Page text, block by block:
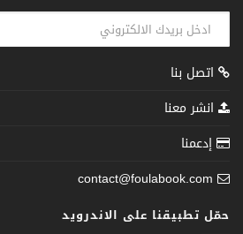
اتصل بنا
انشر معنا
إدعمنا
contact@foulabook.com
حمّل تطبيقنا على الاندرويد